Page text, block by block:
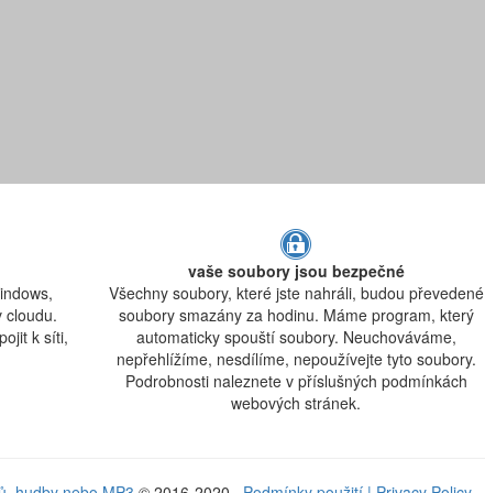
cloudu.
k síti,
vaše soubory jsou bezpečné
Všechny soubory, které jste nahráli, budou převedené
soubory smazány za hodinu. Máme program, který
automaticky spouští soubory. Neuchováváme,
nepřehlížíme, nesdílíme, nepoužívejte tyto soubory.
Podrobnosti naleznete v příslušných podmínkách
webových stránek.